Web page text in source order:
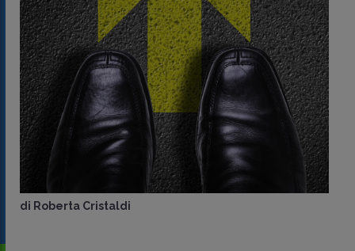
di Roberta Cristaldi